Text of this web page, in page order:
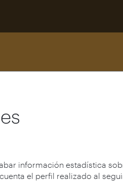
información estadística
el perfil realizado al